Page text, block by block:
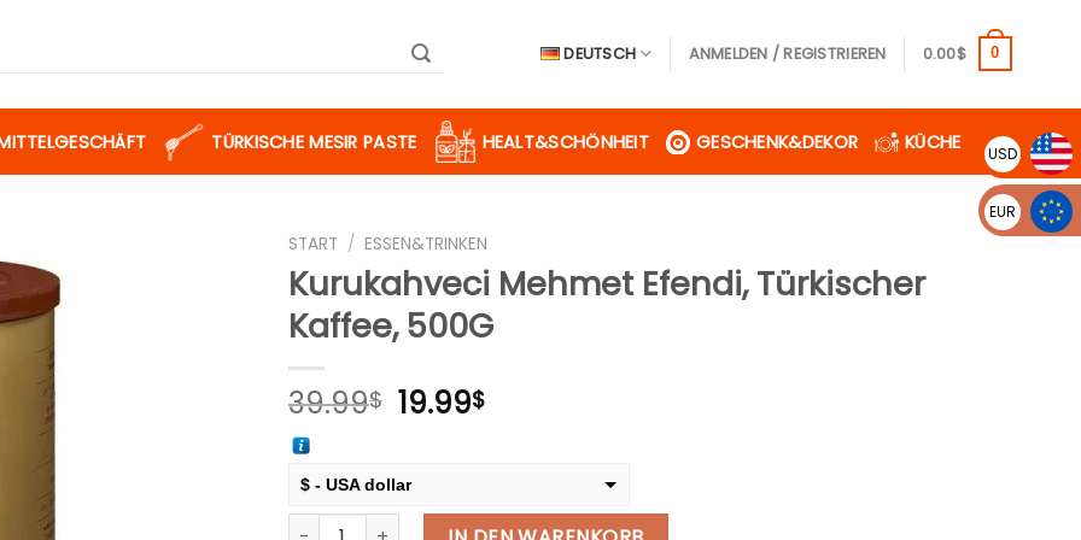
DEUTSCH ANMELDEN / REGISTRIEREN 0.00$ 0
TÜRKISCHE MESIR PASTE HEALT&SCHÖNHEIT GESCHENK&DEKOR KÜCHE
START / ESSEN&TRINKEN
Kurukahveci Mehmet Efendi, Türkischer
Kaffee, 500G
39.99$ Ursprünglicher
39.99$
19.99$Aktueller
$ - USA dollar
€ - European Euro
Kurukahveci Mehmet Efendi, Türkischer Kaffee, 500G Menge
USD
EUR